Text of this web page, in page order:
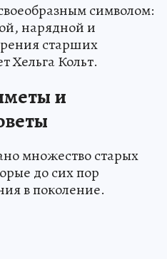
символом:
нарядной и
старших
Хельга Кольт.
и
множество старых
до сих пор
в поколение.